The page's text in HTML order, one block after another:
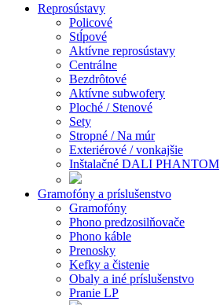
Reprosústavy
Policové
Stĺpové
Aktívne reprosústavy
Centrálne
Bezdrôtové
Aktívne subwofery
Ploché / Stenové
Sety
Stropné / Na múr
Exteriérové / vonkajšie
Inštalačné DALI PHANTOM
Gramofóny a príslušenstvo
Gramofóny
Phono predzosilňovače
Phono káble
Prenosky
Kefky a čistenie
Obaly a iné príslušenstvo
Pranie LP